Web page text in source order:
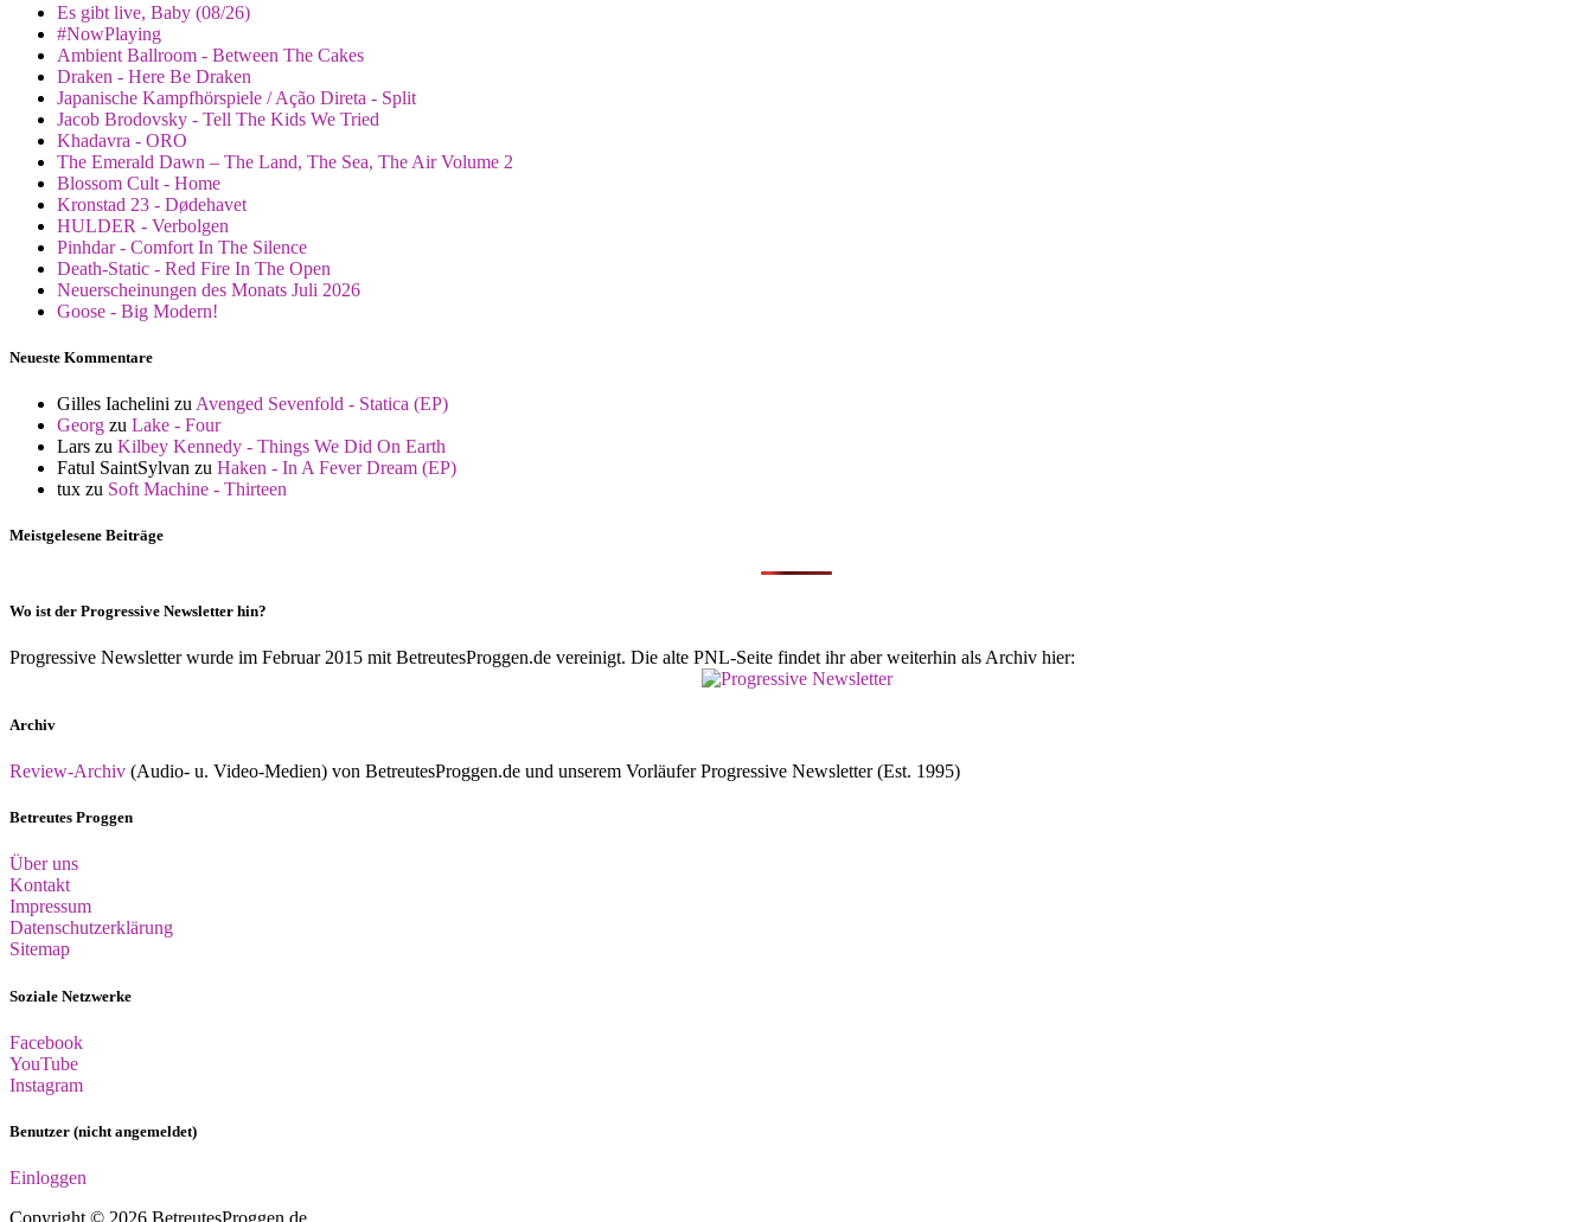
Es gibt live, Baby (08/26)
#NowPlaying
Ambient Ballroom - Between The Cakes
Draken - Here Be Draken
Japanische Kampfhörspiele / Ação Direta - Split
Jacob Brodovsky - Tell The Kids We Tried
Khadavra - ORO
The Emerald Dawn – The Land, The Sea, The Air Volume 2
Blossom Cult - Home
Kronstad 23 - Dødehavet
HULDER - Verbolgen
Pinhdar - Comfort In The Silence
Death-Static - Red Fire In The Open
Neuerscheinungen des Monats Juli 2026
Goose - Big Modern!
Neueste Kommentare
Gilles Iachelini zu Avenged Sevenfold - Statica (EP)
Georg zu Lake - Four
Lars zu Kilbey Kennedy - Things We Did On Earth
Fatul SaintSylvan zu Haken - In A Fever Dream (EP)
tux zu Soft Machine - Thirteen
Meistgelesene Beiträge
Wo ist der Progressive Newsletter hin?
Progressive Newsletter wurde im Februar 2015 mit BetreutesProggen.de vereinigt. Die alte PNL-Seite findet ihr aber weiterhin als Archiv hier:
Archiv
Review-Archiv (Audio- u. Video-Medien) von BetreutesProggen.de und unserem Vorläufer Progressive Newsletter (Est. 1995)
Betreutes Proggen
Über uns
Kontakt
Impressum
Datenschutzerklärung
Sitemap
Soziale Netzwerke
Facebook
YouTube
Instagram
Benutzer (nicht angemeldet)
Einloggen
Copyright © 2026 BetreutesProggen.de